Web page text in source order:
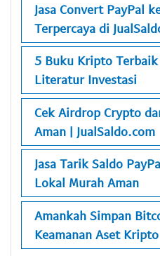
Jasa Convert PayPal
Terpercaya di
5 Buku Kripto
Literatur Investasi
Cek Airdrop Crypto
Aman | JualSaldo.com
Jasa Tarik Saldo
Lokal Murah Aman
Amankah Simpan
Keamanan Aset Kripto